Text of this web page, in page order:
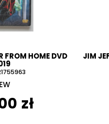
FROM HOME DVD
zł
JIM